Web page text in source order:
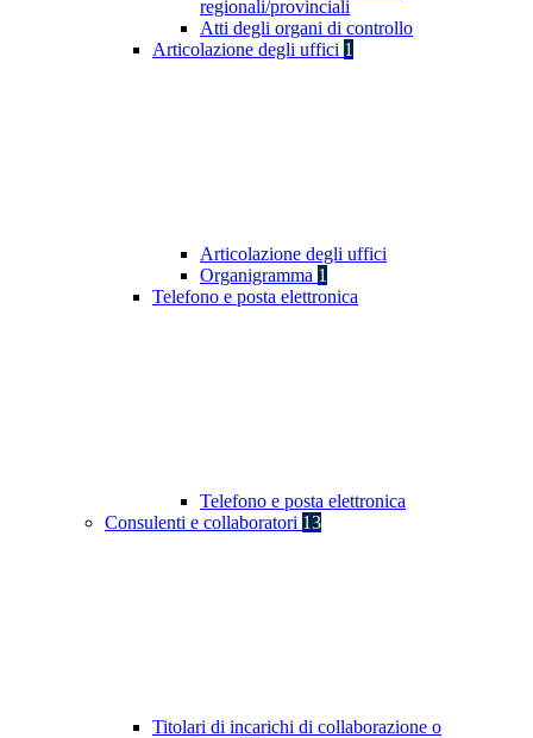
regionali/provinciali
Atti degli organi di controllo
Articolazione degli uffici 1
Articolazione degli uffici
Organigramma 1
Telefono e posta elettronica
Telefono e posta elettronica
Consulenti e collaboratori 13
Titolari di incarichi di collaborazione o